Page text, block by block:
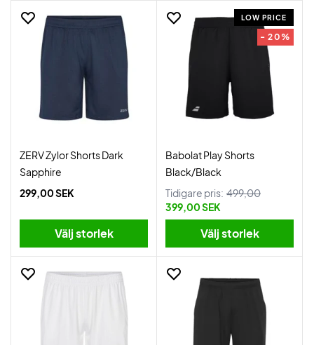
ZERV Zylor Shorts Dark
Sapphire
299,00 SEK
Välj storlek
LOW PRICE
- 20%
Babolat Play Shorts
Black/Black
Tidigare pris: 499,00
399,00 SEK
Välj storlek